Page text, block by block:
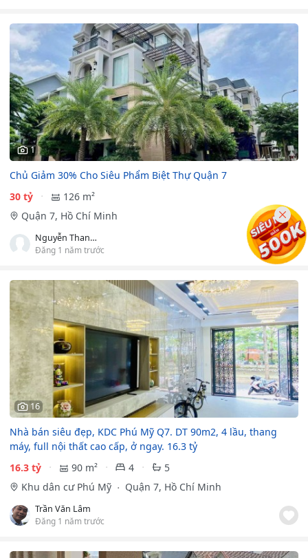
1
Chủ Giảm 30% Cho Siêu Phẩm Biệt Thự Quận 7
30 tỷ
126 m²
Quận 7, Hồ Chí Minh
Nguyễn Thanh Ngọc
Đăng 1 năm trước
16
Nhà bán siêu đẹp, KDC Phú Mỹ Q7. DT 90m2, 4 lầu, thang
máy, full nội thất cao cấp, ở ngay. 16.3 tỷ
16.3 tỷ
90 m² 4
5
Khu dân cư Phú Mỹ
Quận 7, Hồ Chí Minh
Trần Văn Lâm
Đăng 1 năm trước